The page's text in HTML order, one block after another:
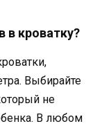
в кроватку?
Выбирайте
не
В любом